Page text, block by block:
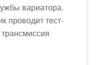
вариатора.
проводит тест-